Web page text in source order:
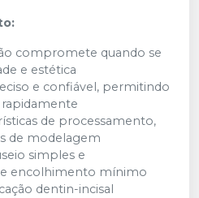
compromete quando se
e estética
e confiável, permitindo
de processamento,
de modelagem
simples e
encolhimento mínimo
dentin-incisal